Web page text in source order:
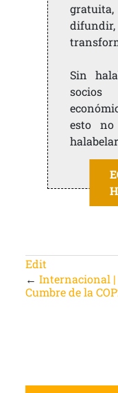
Sin
esto no
Edit
← Internacional |
Cumbre de la